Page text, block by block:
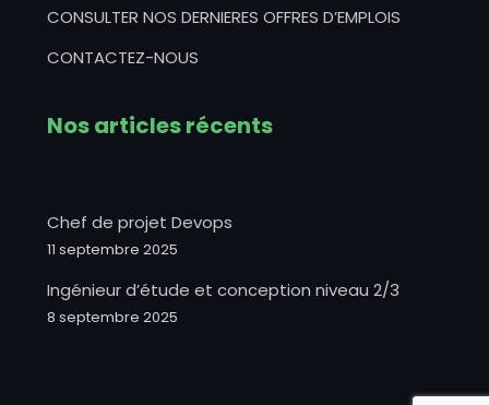
CONSULTER NOS DERNIERES OFFRES D’EMPLOIS
CONTACTEZ-NOUS
Nos articles récents
Chef de projet Devops
11 septembre 2025
Ingénieur d’étude et conception niveau 2/3
8 septembre 2025